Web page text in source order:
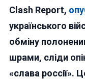
Clash Report,
українського
обміну
шрами, сліди
«слава россії».